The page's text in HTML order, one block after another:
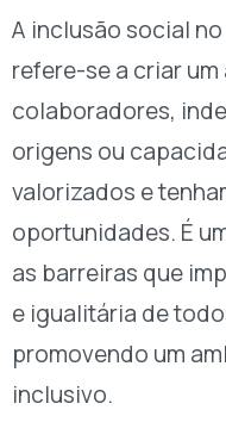
A inclusão social
refere-se a criar
colaboradores,
origens ou
valorizados e
oportunidades. É
as barreiras que
e igualitária de
promovendo um
inclusivo.